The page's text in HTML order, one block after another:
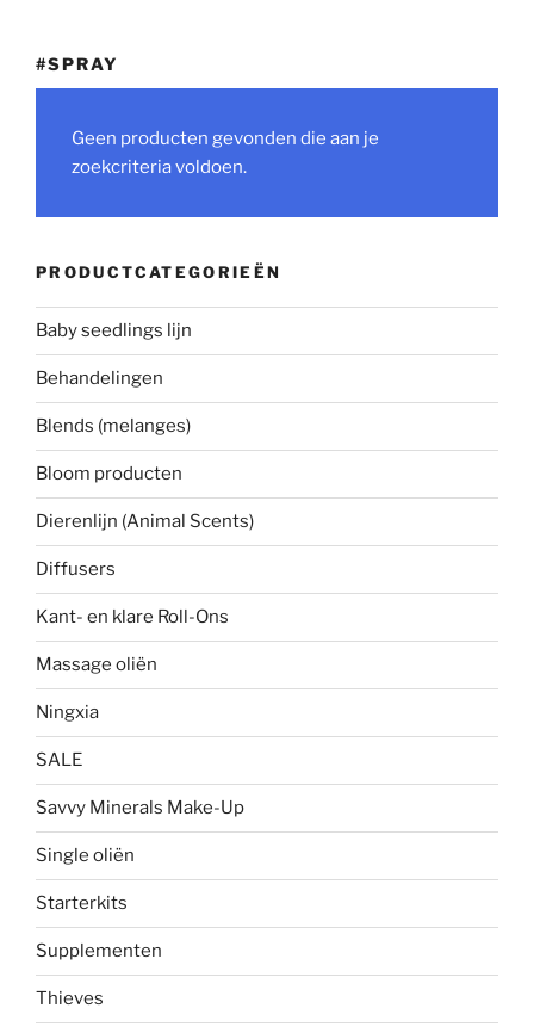
#SPRAY
Geen producten gevonden die aan je
zoekcriteria voldoen.
PRODUCTCATEGORIEËN
Baby seedlings lijn
Behandelingen
Blends (melanges)
Bloom producten
Dierenlijn (Animal Scents)
Diffusers
Kant- en klare Roll-Ons
Massage oliën
Ningxia
SALE
Savvy Minerals Make-Up
Single oliën
Starterkits
Supplementen
Thieves